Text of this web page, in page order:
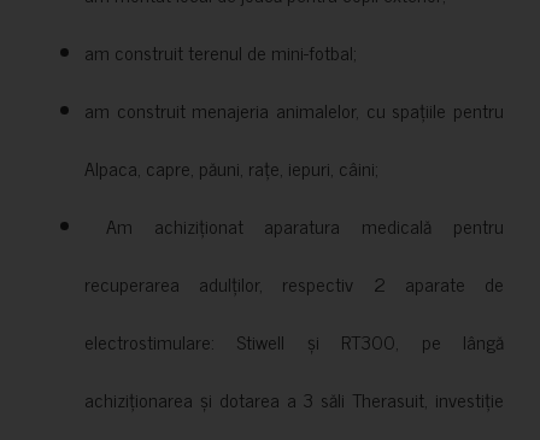
am construit terenul de mini-fotbal;
am construit menajeria animalelor, cu spațiile pentru
Alpaca, capre, păuni, rațe, iepuri, câini;
Am achiziționat aparatura medicală pentru
recuperarea adulților, respectiv 2 aparate de
electrostimulare: Stiwell și RT300, pe lângă
achiziționarea și dotarea a 3 săli Therasuit, investiție